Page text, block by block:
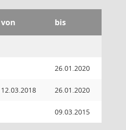
von bis
26.01.2020
12.03.2018 26.01.2020
09.03.2015